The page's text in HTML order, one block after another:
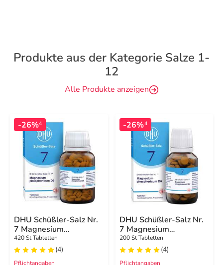
Produkte aus der Kategorie Salze 1-
12
Alle Produkte anzeigen
-26%4
DHU Schüßler-Salz Nr.
7 Magnesium
phosphoricum D6
Tabletten
420 St Tabletten
(4)
Pflichtangaben
-26%4
DHU Schüßler-Salz Nr.
7 Magnesium
phosphoricum D6
Tabletten
200 St Tabletten
(4)
Pflichtangaben